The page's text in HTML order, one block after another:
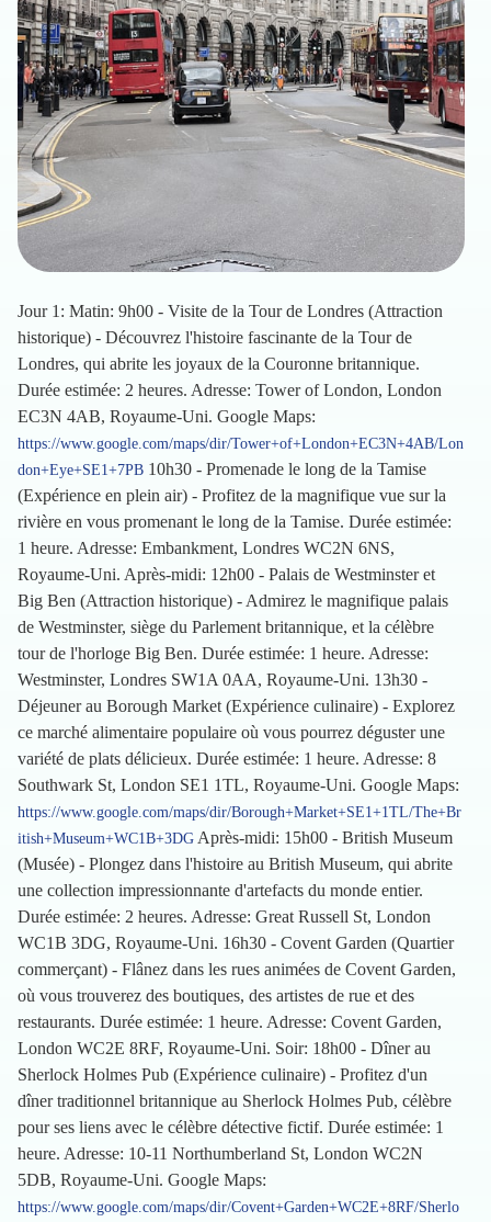
Jour 1: Matin: 9h00 - Visite de la Tour de Londres (Attraction
historique) - Découvrez l'histoire fascinante de la Tour de
Londres, qui abrite les joyaux de la Couronne britannique.
Durée estimée: 2 heures. Adresse: Tower of London, London
EC3N 4AB, Royaume-Uni. Google Maps:
https://www.google.com/maps/dir/Tower+of+London+EC3N+4AB/Lon
don+Eye+SE1+7PB 10h30 - Promenade le long de la Tamise
(Expérience en plein air) - Profitez de la magnifique vue sur la
rivière en vous promenant le long de la Tamise. Durée estimée:
1 heure. Adresse: Embankment, Londres WC2N 6NS,
Royaume-Uni. Après-midi: 12h00 - Palais de Westminster et
Big Ben (Attraction historique) - Admirez le magnifique palais
de Westminster, siège du Parlement britannique, et la célèbre
tour de l'horloge Big Ben. Durée estimée: 1 heure. Adresse:
Westminster, Londres SW1A 0AA, Royaume-Uni. 13h30 -
Déjeuner au Borough Market (Expérience culinaire) - Explorez
ce marché alimentaire populaire où vous pourrez déguster une
variété de plats délicieux. Durée estimée: 1 heure. Adresse: 8
Southwark St, London SE1 1TL, Royaume-Uni. Google Maps:
https://www.google.com/maps/dir/Borough+Market+SE1+1TL/The+Br
itish+Museum+WC1B+3DG Après-midi: 15h00 - British Museum
(Musée) - Plongez dans l'histoire au British Museum, qui abrite
une collection impressionnante d'artefacts du monde entier.
Durée estimée: 2 heures. Adresse: Great Russell St, London
WC1B 3DG, Royaume-Uni. 16h30 - Covent Garden (Quartier
commerçant) - Flânez dans les rues animées de Covent Garden,
où vous trouverez des boutiques, des artistes de rue et des
restaurants. Durée estimée: 1 heure. Adresse: Covent Garden,
London WC2E 8RF, Royaume-Uni. Soir: 18h00 - Dîner au
Sherlock Holmes Pub (Expérience culinaire) - Profitez d'un
dîner traditionnel britannique au Sherlock Holmes Pub, célèbre
pour ses liens avec le célèbre détective fictif. Durée estimée: 1
heure. Adresse: 10-11 Northumberland St, London WC2N
5DB, Royaume-Uni. Google Maps:
https://www.google.com/maps/dir/Covent+Garden+WC2E+8RF/Sherlo